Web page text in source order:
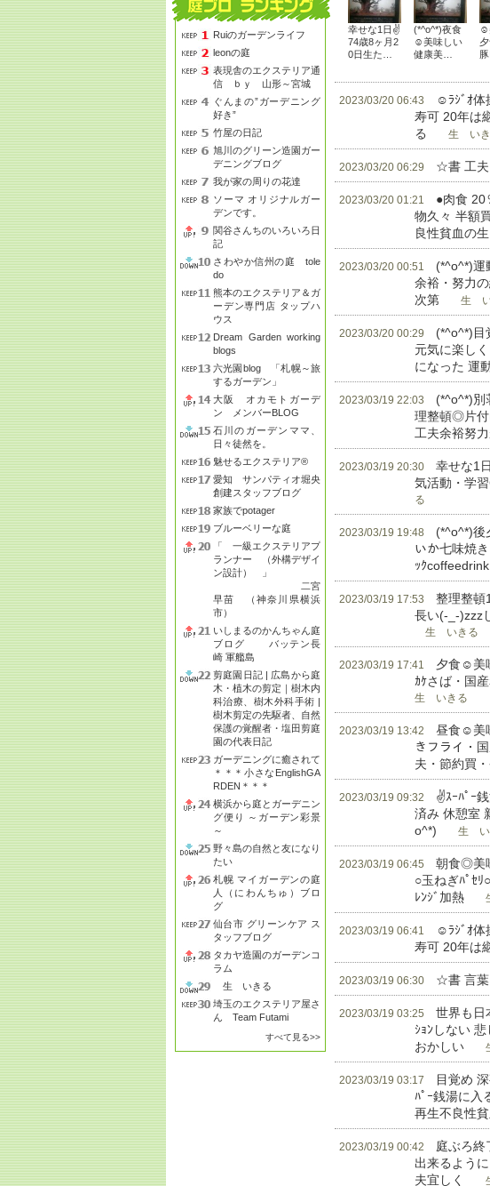
Ruiのガーデンライフ
leonの庭
表現舎のエクステリア通
信 ｂｙ 山形～宮城
ぐんまの”ガーデニング
好き”
竹屋の日記
旭川のグリーン造園ガー
デニングブログ
我が家の周りの花達
ソーマ オリジナルガー
デンです。
関谷さんちのいろいろ日
記
さわやか信州の庭 tole
do
熊本のエクステリア＆ガ
ーデン専門店 タップハ
ウス
Dream Garden working
blogs
六光園blog 「札幌～旅
するガーデン」
大阪 オカモトガーデ
ン メンバーBLOG
石川のガーデンママ、
日々徒然を。
魅せるエクステリア®
愛知 サンパティオ堀央
創建スタッフブログ
家族でpotager
ブルーベリーな庭
「 一級エクステリアプ
ランナー （外構デザイ
ン設計） 」
二宮
早苗 （神奈川県横浜
市）
いしまるのかんちゃん庭
ブログ バッテン長
崎 軍艦島
剪庭園日記 | 広島から庭
木・植木の剪定｜樹木内
科治療、樹木外科手術 |
樹木剪定の先駆者、自然
保護の覚醒者・塩田剪庭
園の代表日記
ガーデニングに癒されて
＊＊＊小さなEnglishGA
RDEN＊＊＊
横浜から庭とガーデニン
グ便り ～ガーデン彩景
～
野々島の自然と友になり
たい
札幌 マイガーデンの庭
人（にわんちゅ）ブロ
グ
仙台市 グリーンケア ス
タッフブログ
タカヤ造園のガーデンコ
ラム
生 いきる
埼玉のエクステリア屋さ
ん Team Futami
すべて見る>>
幸せな1日✌
74歳8ヶ月2
0日生た…
(*^o^*)夜食
☺美味しい
健康美…
☺
2023/03/20 06:43
☺ﾗｼﾞｵ体
寿可 20年は
る
生 いき
2023/03/20 06:29 ☆書 工夫
2023/03/20 01:21
●肉食 20
物久々 半額
良性貧血の
2023/03/20 00:51
(*^o^*)運
余裕・努力
次第 生 い
2023/03/20 00:29
(*^o^*)目
元気に楽し
になった 運
2023/03/19 22:03
(*^o^*)別
理整頓◎片付
工夫余裕努
2023/03/19 20:30
幸せな1
気活動・学
る
2023/03/19 19:48
(*^o^*)後
いか七味焼
ｯｸcoffeedrink
2023/03/19 17:53
整理整頓
長い(-_-)zzz
生 いきる
2023/03/19 17:41
夕食☺美
ｶｹさば・国
生 いきる
2023/03/19 13:42
昼食☺美
きフライ・
夫・節約買
2023/03/19 09:32
✌ｽｰﾊﾟｰ
済み 休憩室
o^*) 生 い
2023/03/19 06:45
朝食◎美
○玉ねぎﾊﾟｾﾘ
ﾚﾝｼﾞ加熱 生
2023/03/19 06:41
☺ﾗｼﾞｵ体
寿可 20年は
2023/03/19 06:30 ☆書 言葉
2023/03/19 03:25
世界も日
ｼｮﾝしない
おかしい 生
2023/03/19 03:17
目覚め
ﾊﾟｰ銭湯に入
再生不良性
2023/03/19 00:42
庭ぶろ終
出来るよう
夫宜しく
生